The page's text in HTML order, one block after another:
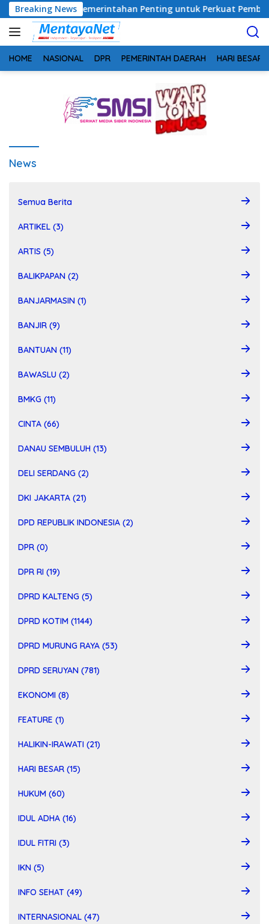
Langsung
ke
konten
Breaking News
Sinergi Pemerintahan Penting untuk Perkuat Pembangunan
HOME NASIONAL DPR PEMERINTAH DAERAH HARI BESAR
News
Semua Berita
ARTIKEL (3)
ARTIS (5)
BALIKPAPAN (2)
BANJARMASIN (1)
BANJIR (9)
BANTUAN (11)
BAWASLU (2)
BMKG (11)
CINTA (66)
DANAU SEMBULUH (13)
DELI SERDANG (2)
DKI JAKARTA (21)
DPD REPUBLIK INDONESIA (2)
DPR (0)
DPR RI (19)
DPRD KALTENG (5)
DPRD KOTIM (1144)
DPRD MURUNG RAYA (53)
DPRD SERUYAN (781)
EKONOMI (8)
FEATURE (1)
HALIKIN-IRAWATI (21)
HARI BESAR (15)
HUKUM (60)
IDUL ADHA (16)
IDUL FITRI (3)
IKN (5)
INFO SEHAT (49)
INTERNASIONAL (47)